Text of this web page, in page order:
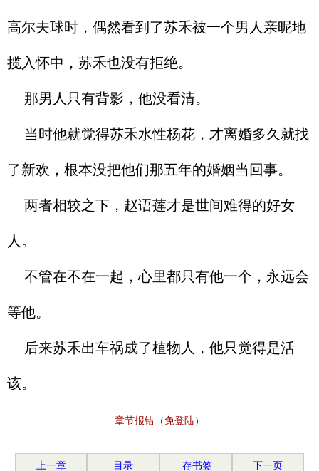
高尔夫球时，偶然看到了苏禾被一个男人亲昵地
揽入怀中，苏禾也没有拒绝。
那男人只有背影，他没看清。
当时他就觉得苏禾水性杨花，才离婚多久就找
了新欢，根本没把他们那五年的婚姻当回事。
两者相较之下，赵语莲才是世间难得的好女
人。
不管在不在一起，心里都只有他一个，永远会
等他。
后来苏禾出车祸成了植物人，他只觉得是活
该。
章节报错（免登陆）
上一章 目录 存书签 下一页